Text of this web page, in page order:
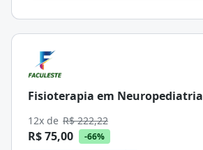
Fisioterapia em Neuropediatria
12x de R$ 222,22
R$ 75,00 -66%